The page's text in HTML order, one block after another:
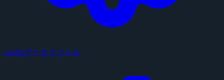
configデータファイル